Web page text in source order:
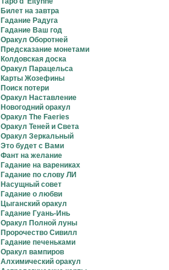
Билет на завтра
Гадание Радуга
Гадание Ваш год
Оракул Оборотней
Предсказание монетами
Колдовская доска
Оракул Парацельса
Карты Жозефины
Поиск потери
Оракул Наставление
Новогодний оракул
Оракул The Faeries
Оракул Теней и Света
Оракул Зеркальный
Это будет с Вами
Фант на желание
Гадание на варениках
Гадание по слову ЛИ
Насущный совет
Гадание о любви
Цыганский оракул
Гадание Гуань-Инь
Оракул Полной луны
Пророчество Сивилл
Гадание печеньками
Оракул вампиров
Алхимический оракул